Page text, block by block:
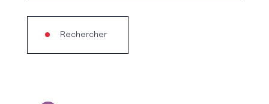
Rechercher